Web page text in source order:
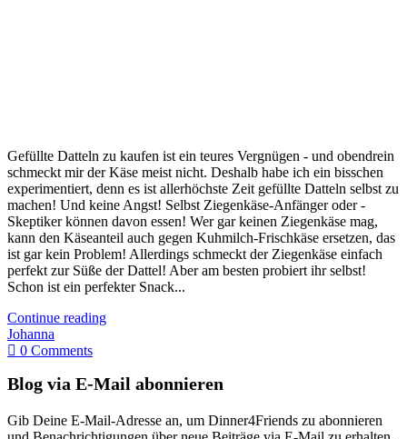
Gefüllte Datteln zu kaufen ist ein teures Vergnügen - und obendrein
schmeckt mir der Käse meist nicht. Deshalb habe ich ein bisschen
experimentiert, denn es ist allerhöchste Zeit gefüllte Datteln selbst zu
machen! Und keine Angst! Selbst Ziegenkäse-Anfänger oder -
Skeptiker können davon essen! Wer gar keinen Ziegenkäse mag,
kann den Käseanteil auch gegen Kuhmilch-Frischkäse ersetzen, das
ist gar kein Problem! Allerdings schmeckt der Ziegenkäse einfach
perfekt zur Süße der Dattel! Aber am besten probiert ihr selbst!
Schon ist ein perfekter Snack...
Continue reading
Johanna
0 Comments
Blog via E-Mail abonnieren
Gib Deine E-Mail-Adresse an, um Dinner4Friends zu abonnieren